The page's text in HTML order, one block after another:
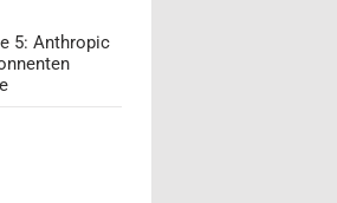
5: Anthropic